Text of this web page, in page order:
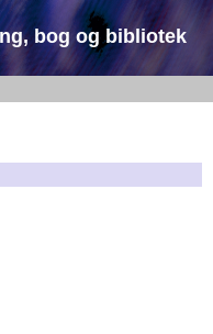
bog og bibliotek